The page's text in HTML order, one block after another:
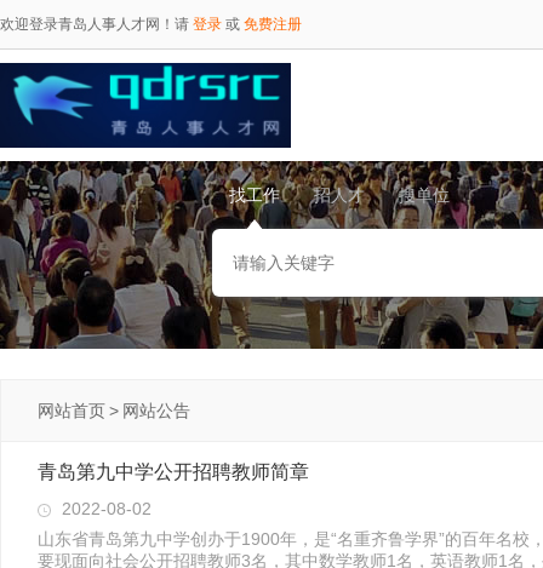
欢迎登录青岛人事人才网！请 登录 或 免费注册
找工作 招人才 搜单位
网站首页> 网站公告
青岛第九中学公开招聘教师简章
2022-08-02
山东省青岛第九中学创办于1900年，是“名重齐鲁学界”的百年名
要现面向社会公开招聘教师3名，其中数学教师1名，英语教师1名